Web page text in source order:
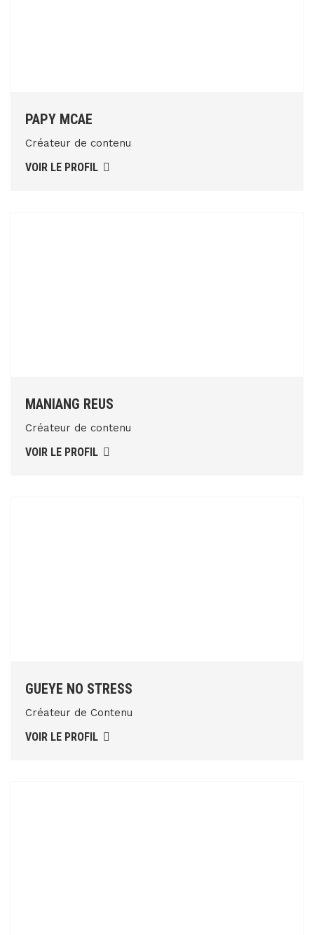
PAPY MCAE
Créateur de contenu
VOIR LE PROFIL
MANIANG REUS
Créateur de contenu
VOIR LE PROFIL
GUEYE NO STRESS
Créateur de Contenu
VOIR LE PROFIL